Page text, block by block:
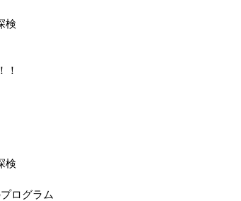
検
！！
検
ログラム